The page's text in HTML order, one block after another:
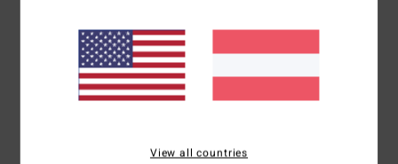
Polyester
Versand & Rückversand
View all countries